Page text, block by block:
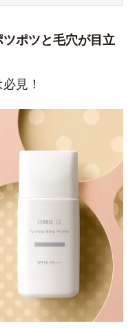
ポツと毛穴が目立
見！